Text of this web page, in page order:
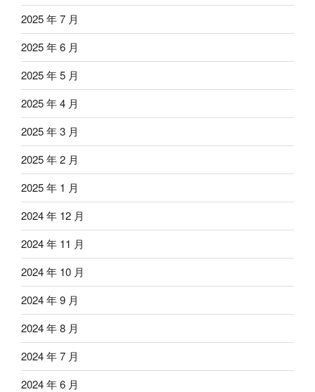
2025 年 7 月
2025 年 6 月
2025 年 5 月
2025 年 4 月
2025 年 3 月
2025 年 2 月
2025 年 1 月
2024 年 12 月
2024 年 11 月
2024 年 10 月
2024 年 9 月
2024 年 8 月
2024 年 7 月
2024 年 6 月